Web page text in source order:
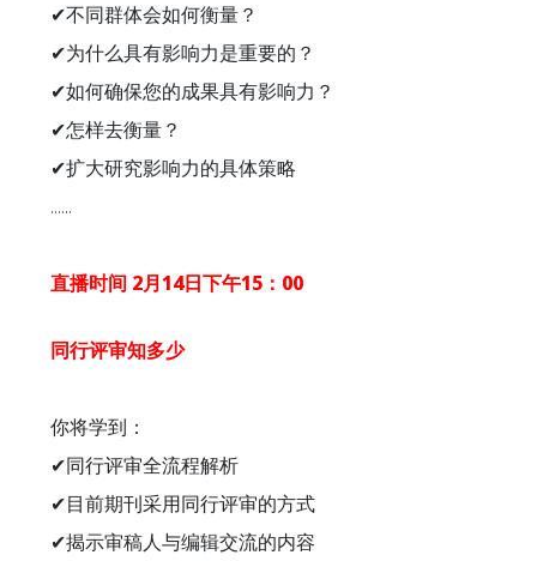
✔不同群体会如何衡量？
✔为什么具有影响力是重要的？
✔如何确保您的成果具有影响力？
✔怎样去衡量？
✔扩大研究影响力的具体策略
......
直播时间 2月14日下午15：00
同行评审知多少
你将学到：
✔同行评审全流程解析
✔目前期刊采用同行评审的方式
✔揭示审稿人与编辑交流的内容